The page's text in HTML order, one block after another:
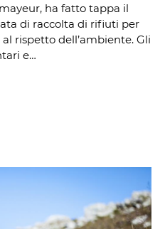
ha fatto tappa il
di raccolta di rifiuti per
rispetto dell’ambiente. Gli
e…